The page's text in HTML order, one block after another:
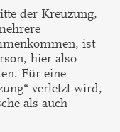
der Kreuzung,
ist
hier also
Für eine
verletzt wird,
als auch